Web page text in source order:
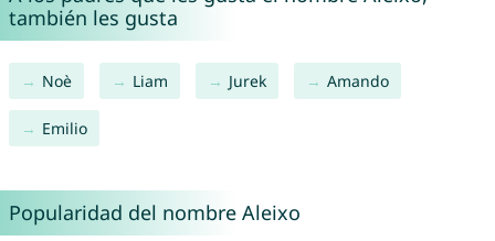
también les gusta
Noè Liam Jurek Amando
Emilio
Popularidad del nombre Aleixo